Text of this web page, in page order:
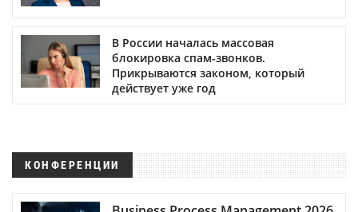
В России началась массовая
блокировка спам-звонков.
Прикрываются законом, который
действует уже год
КОНФЕРЕНЦИИ